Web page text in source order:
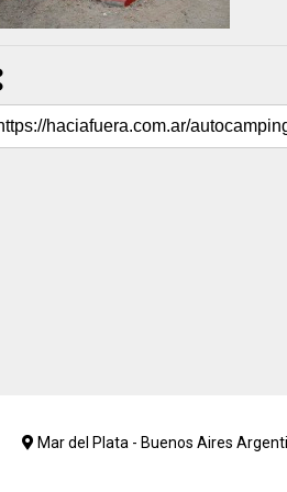
Mar del Plata - Buenos Aires